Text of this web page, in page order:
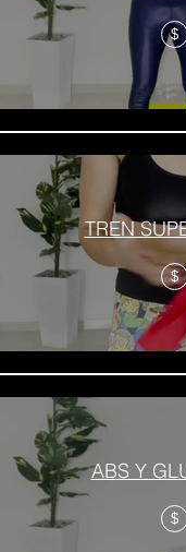
$
TREN
$
ABS Y
$